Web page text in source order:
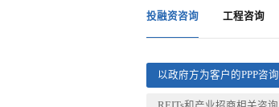
投融资咨询 工程咨询
以政府方为客户的PPP咨询